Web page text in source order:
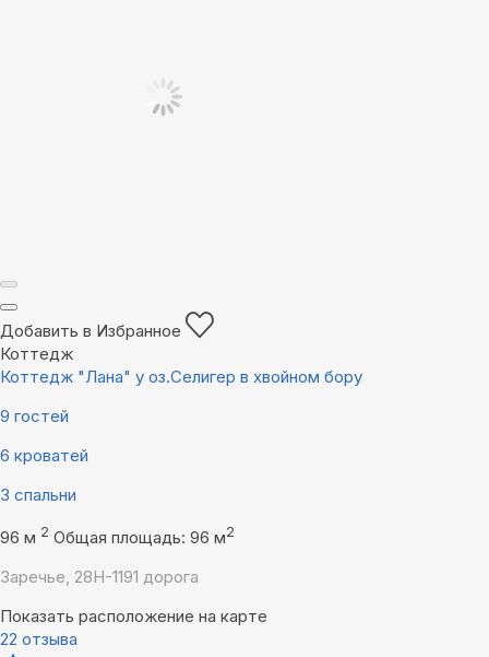
Добавить в Избранное
Коттедж
Коттедж "Лана" у оз.Селигер в хвойном бору
9 гостей
6 кроватей
3 спальни
96 м 2 Общая площадь: 96 м2
Заречье, 28Н-1191 дорога
Показать расположение на карте
22 отзыва